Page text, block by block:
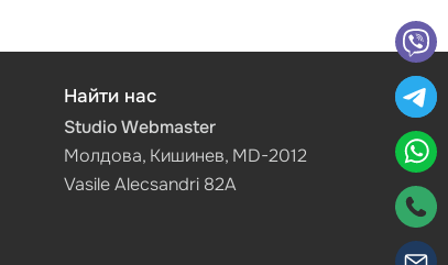
Найти нас
Studio Webmaster
Молдова, Кишинев, MD-2012
Vasile Alecsandri 82A